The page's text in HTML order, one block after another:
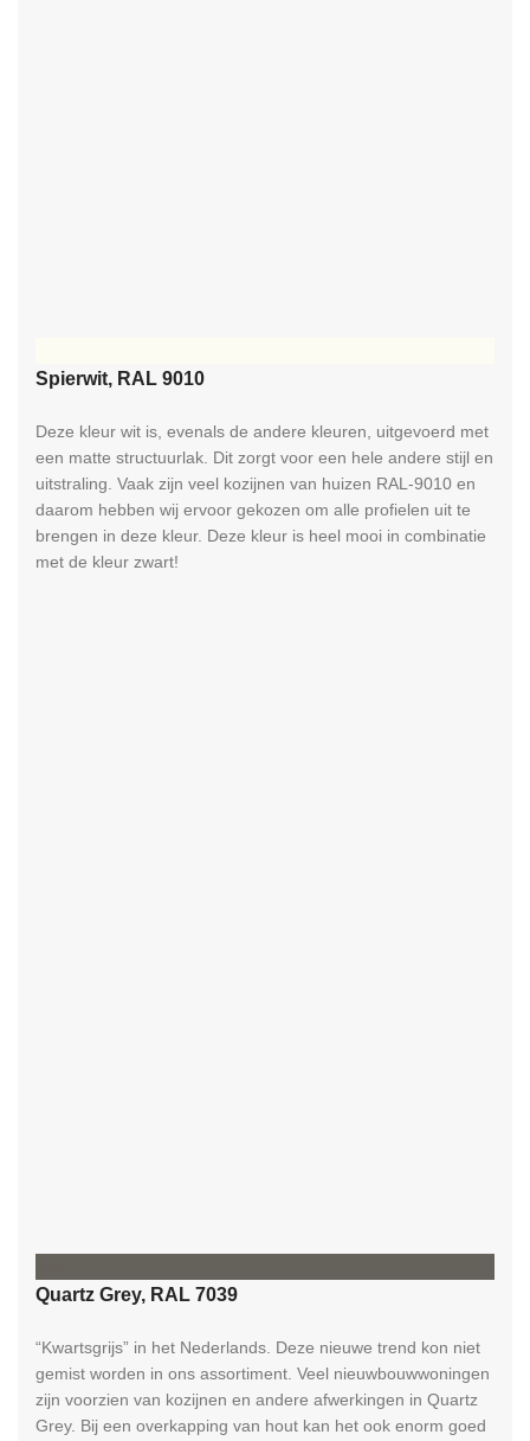
Spierwit, RAL 9010
Deze kleur wit is, evenals de andere kleuren, uitgevoerd met
een matte structuurlak. Dit zorgt voor een hele andere stijl en
uitstraling. Vaak zijn veel kozijnen van huizen RAL-9010 en
daarom hebben wij ervoor gekozen om alle profielen uit te
brengen in deze kleur. Deze kleur is heel mooi in combinatie
met de kleur zwart!
Quartz Grey, RAL 7039
“Kwartsgrijs” in het Nederlands. Deze nieuwe trend kon niet
gemist worden in ons assortiment. Veel nieuwbouwwoningen
zijn voorzien van kozijnen en andere afwerkingen in Quartz
Grey. Bij een overkapping van hout kan het ook enorm goed